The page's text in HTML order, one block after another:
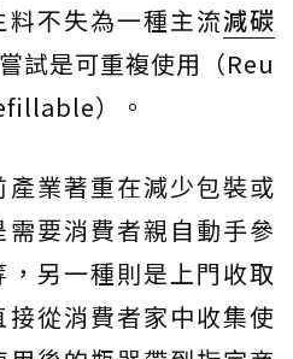
不失為一種主流減碳
試是可重複使用（Reu
）。
產業著重在減少包裝或
要消費者親自動手參
另一種則是上門收取
從消費者家中收集使